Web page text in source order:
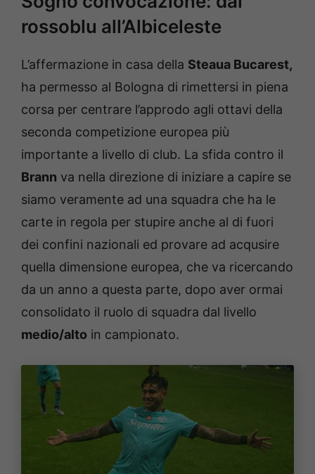
rossoblu all’Albiceleste
L’affermazione in casa della Steaua Bucarest,
ha permesso al Bologna di rimettersi in piena
corsa per centrare l’approdo agli ottavi della
seconda competizione europea più
importante a livello di club. La sfida contro il
Brann va nella direzione di iniziare a capire se
siamo veramente ad una squadra che ha le
carte in regola per stupire anche al di fuori
dei confini nazionali ed provare ad acqusire
quella dimensione europea, che va ricercando
da un anno a questa parte, dopo aver ormai
consolidato il ruolo di squadra dal livello
medio/alto in campionato.